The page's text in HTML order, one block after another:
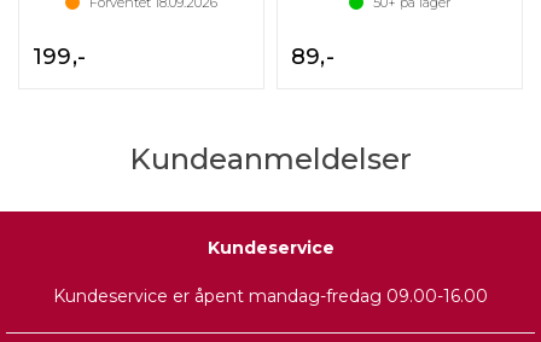
199,- 89,-
Kundeanmeldelser
Kundeservice
Kundeservice er åpent mandag-fredag 09.00-16.00